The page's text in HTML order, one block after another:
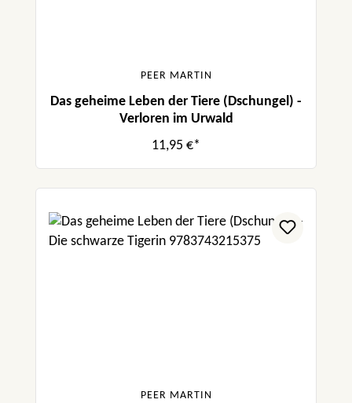
PEER MARTIN
Das geheime Leben der Tiere (Dschungel) -
Verloren im Urwald
11,95 €*
PEER MARTIN